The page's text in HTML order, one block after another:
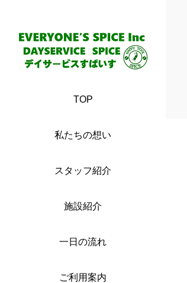
TOP
私たちの想い
スタッフ紹介
施設紹介
一日の流れ
ご利用案内